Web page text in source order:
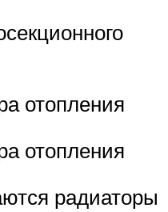
отопления
отопления
радиаторы